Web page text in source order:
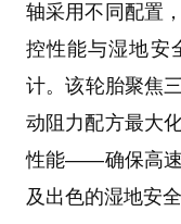
轴采用不同配置
控性能与湿地安
计。该轮胎聚焦
动阻力配方最大
性能——确保高速
及出色的湿地安全